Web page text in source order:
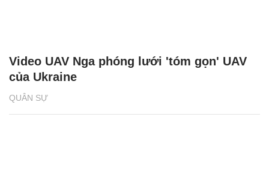
QUÂN SỰ
Video UAV Nga phóng lưới 'tóm gọn' UAV
của Ukraine